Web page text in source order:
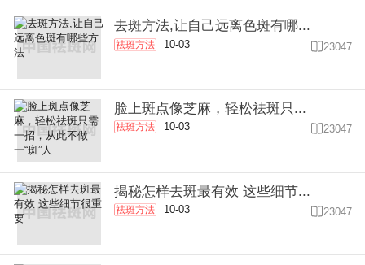
去斑方法,让自己远离色斑有哪...
祛斑方法 10-03  23047
脸上斑点像芝麻，轻松祛斑只...
祛斑方法 10-03 23047
揭秘怎样去斑最有效 这些细节...
祛斑方法 10-03  23047